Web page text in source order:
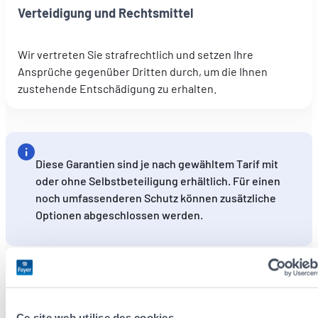
Verteidigung und Rechtsmittel
Wir vertreten Sie strafrechtlich und setzen Ihre
Ansprüche gegenüber Dritten durch, um die Ihnen
zustehende Entschädigung zu erhalten.
Diese Garantien sind je nach gewähltem Tarif mit
oder ohne Selbstbeteiligung erhältlich. Für einen
noch umfassenderen Schutz können zusätzliche
Optionen abgeschlossen werden.